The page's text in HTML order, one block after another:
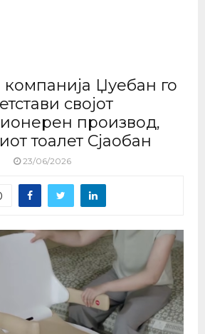
компанија Џуебан го
својот
производ,
тоалет Сјаобан
23/06/2026